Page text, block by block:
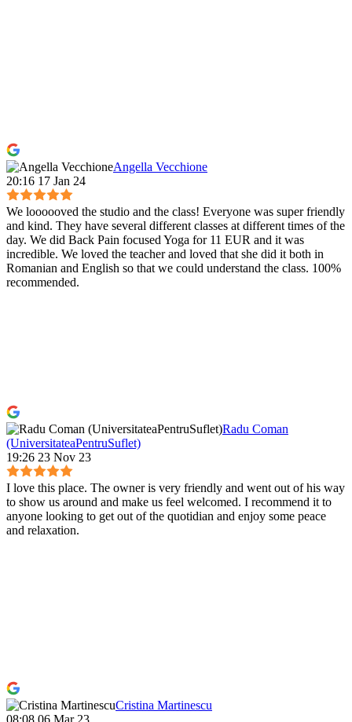
Angella Vecchione
20:16 17 Jan 24
We loooooved the studio and the class! Everyone was super friendly
and kind. They have several different classes at different times of the
day. We did Back Pain focused Yoga for 11 EUR and it was
incredible. We loved the teacher and loved that she did it both in
Romanian and English so that we could understand the class. 100%
recommended.
Radu Coman
(UniversitateaPentruSuflet)
19:26 23 Nov 23
I love this place. The owner is very friendly and went out of his way
to show us around and make us feel welcomed. I recommend it to
anyone looking to get out of the quotidian and enjoy some peace
and relaxation.
Cristina Martinescu